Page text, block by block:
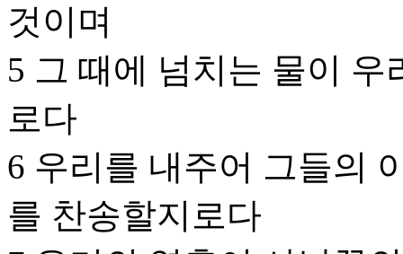
것이며
5 그 때에 넘치는 물이
로다
6 우리를 내주어 그들의
를 찬송할지로다